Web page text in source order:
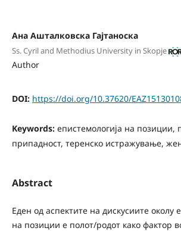
Ана Ашталковска Гајтаноска
Ss. Cyril and Methodius University in Skopje
Author
DOI: https://doi.org/10.37620/
Keywords: епистемологија на позиции,
припадност, теренско истражување,
Abstract
Еден од аспектите на дискусиите околу
на позиции е полот/родот како фактор